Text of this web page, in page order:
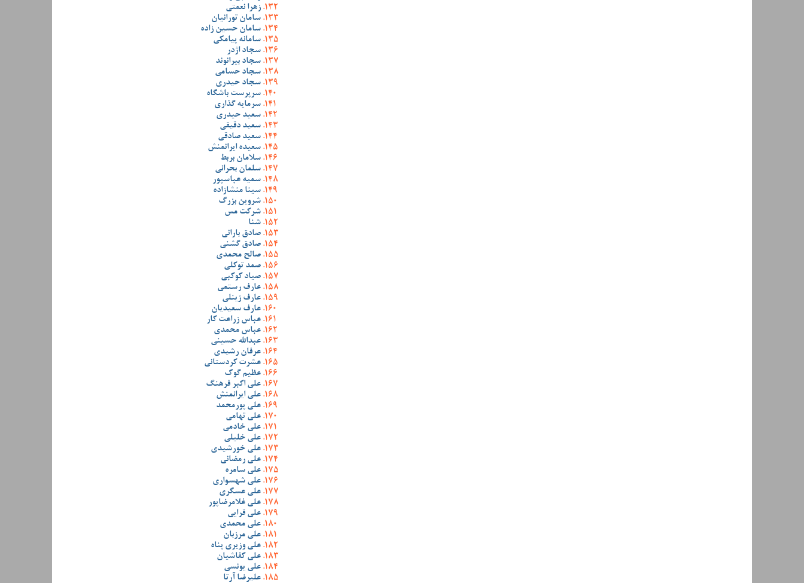
زهرا نعمتی
سامان تورانیان
سامان حسین زاده
سامانه پیامکی
سجاد اژدر
سجاد بیرانوند
سجاد حسامی
سجاد حیدری
سرپرست باشگاه
سرمایه گذاری
سعید حیدری
سعید دقیقی
سعید صادقی
سعیده ایرانمنش
سلامان بربط
سلمان بحرانی
سمیه عباسپور
سینا منشازاده
شروین بزرگ
شرکت مس
شنا
صادق بارانی
صادق گشنی
صالح محمدی
صمد توکلی
صیاد کوکبی
عارف رستمی
عارف زینلی
عارف سعیدیان
عباس زراعت کار
عباس محمدی
عبدالله حسینی
عرفان رشیدی
عشرت کردستانی
عظیم گوک
علی اکبر فرهنگ
علی ایرانمنش
علی پورمحمد
علی تهامی
علی خادمی
علی خلیلی
علی خورشیدی
علی رمضانی
علی سامره
علی شهسواری
علی عسگری
علی غلامرضاپور
علی قرایی
علی محمدی
علی مرزبان
علی وزیری پناه
علی کفاشیان
علی یونسی
علیرضا آرتا